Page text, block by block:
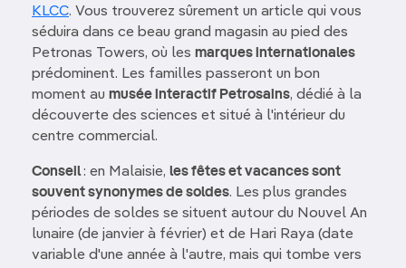
KLCC. Vous trouverez sûrement un article qui vous
séduira dans ce beau grand magasin au pied des
Petronas Towers, où les marques internationales
prédominent. Les familles passeront un bon
moment au musée interactif Petrosains, dédié à la
découverte des sciences et situé à l'intérieur du
centre commercial.
Conseil: en Malaisie, les fêtes et vacances sont
souvent synonymes de soldes. Les plus grandes
périodes de soldes se situent autour du Nouvel An
lunaire (de janvier à février) et de Hari Raya (date
variable d'une année à l'autre, mais qui tombe vers